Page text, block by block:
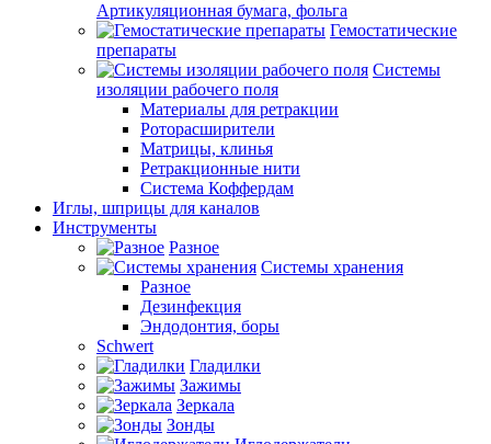
Артикуляционная бумага, фольга
Гемостатические
препараты
Системы
изоляции рабочего поля
Материалы для ретракции
Роторасширители
Матрицы, клинья
Ретракционные нити
Система Коффердам
Иглы, шприцы для каналов
Инструменты
Разное
Системы хранения
Разное
Дезинфекция
Эндодонтия, боры
Schwert
Гладилки
Зажимы
Зеркала
Зонды